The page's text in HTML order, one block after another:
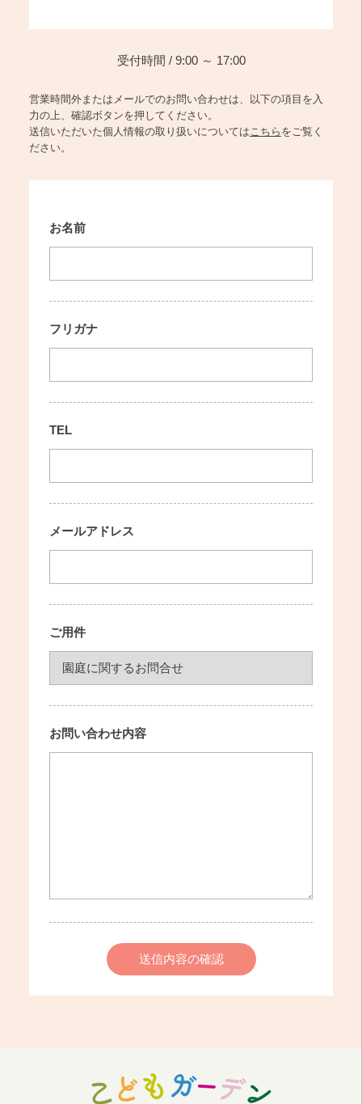
受付時間 / 9:00 ～ 17:00
営業時間外またはメールでのお問い合わせは、以下の項目を入
力の上、確認ボタンを押してください。
送信いただいた個人情報の取り扱いについてはこちら をご覧く
ださい。
お名前
フリガナ
TEL
メールアドレス
ご用件
お問い合わせ内容
送信内容の確認